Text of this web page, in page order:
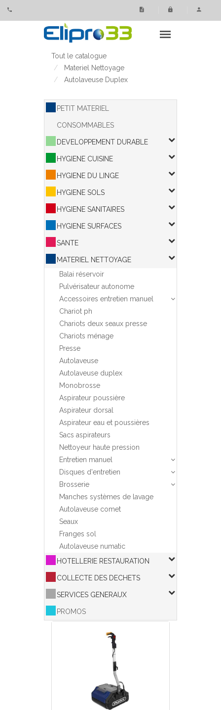
Tout le catalogue
Materiel Nettoyage
Autolaveuse Duplex
PETIT MATERIEL
CONSOMMABLES
DEVELOPPEMENT DURABLE
HYGIENE CUISINE
HYGIENE DU LINGE
HYGIENE SOLS
HYGIENE SANITAIRES
HYGIENE SURFACES
SANTE
MATERIEL NETTOYAGE
Balai réservoir
Pulvérisateur autonome
Accessoires entretien manuel
Chariot ph
Chariots deux seaux presse
Chariots ménage
Presse
Autolaveuse
Autolaveuse duplex
Monobrosse
Aspirateur poussière
Aspirateur dorsal
Aspirateur eau et poussières
Sacs aspirateurs
Nettoyeur haute pression
Entretien manuel
Disques d'entretien
Brosserie
Manches systèmes de lavage
Autolaveuse comet
Seaux
Franges sol
Autolaveuse numatic
HOTELLERIE RESTAURATION
COLLECTE DES DECHETS
SERVICES GENERAUX
PROMOS
Panneau de gestion des cookies